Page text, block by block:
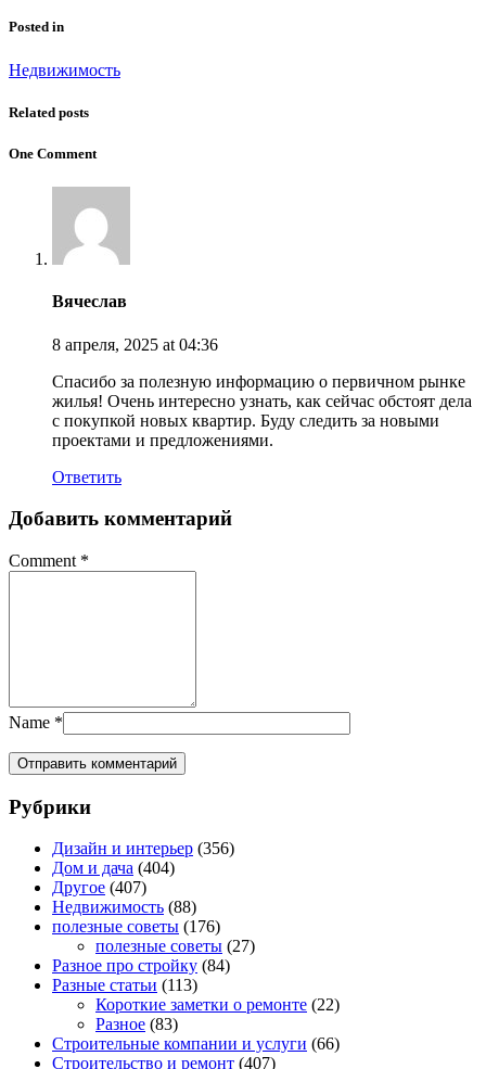
Posted in
Недвижимость
Related posts
One Comment
Вячеслав
8 апреля, 2025 at 04:36
Спасибо за полезную информацию о первичном рынке
жилья! Очень интересно узнать, как сейчас обстоят дела
с покупкой новых квартир. Буду следить за новыми
проектами и предложениями.
Ответить
Добавить комментарий
Comment *
Name *
Рубрики
Дизайн и интерьер (356)
Дом и дача (404)
Другое (407)
Недвижимость (88)
полезные советы (176)
полезные советы (27)
Разное про стройку (84)
Разные статьи (113)
Короткие заметки о ремонте (22)
Разное (83)
Строительные компании и услуги (66)
Строительство и ремонт (407)